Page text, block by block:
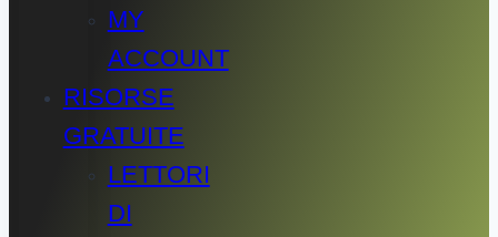
MY
ACCOUNT
RISORSE
GRATUITE
LETTORI
DI